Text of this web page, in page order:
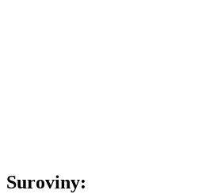
Suroviny: